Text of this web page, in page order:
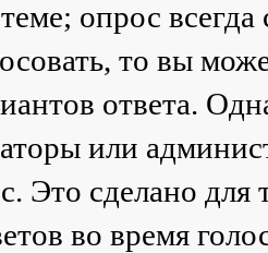
опрос
то вы
ответа.
или
Это сделано для
во время